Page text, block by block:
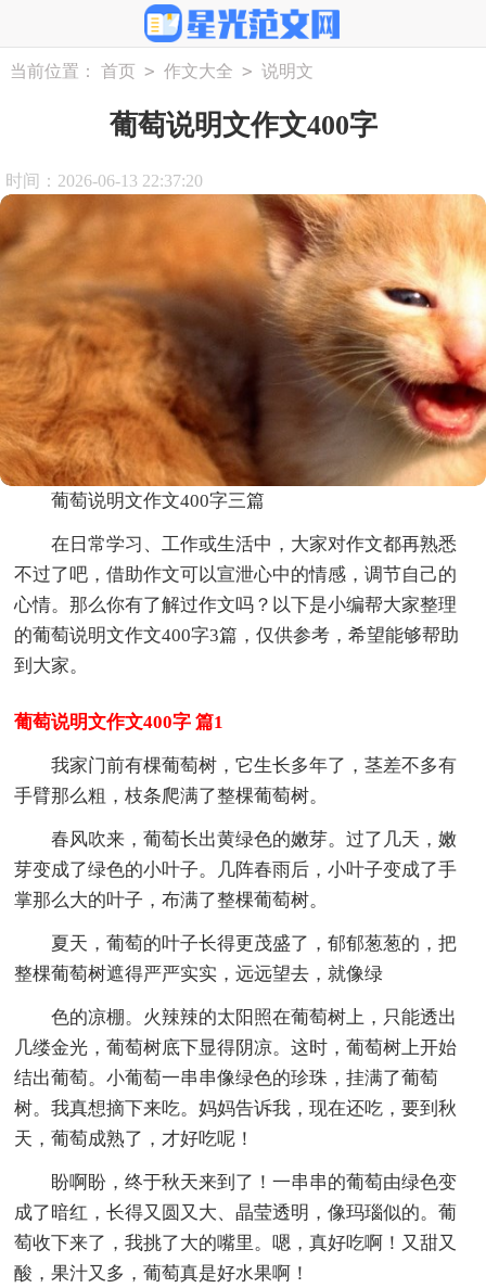
当前位置： 首页 > 作文大全 > 说明文
葡萄说明文作文400字
时间：2026-06-13 22:37:20
葡萄说明文作文400字三篇
在日常学习、工作或生活中，大家对作文都再熟悉
不过了吧，借助作文可以宣泄心中的情感，调节自己的
心情。那么你有了解过作文吗？以下是小编帮大家整理
的葡萄说明文作文400字3篇，仅供参考，希望能够帮助
到大家。
葡萄说明文作文400字 篇1
我家门前有棵葡萄树，它生长多年了，茎差不多有
手臂那么粗，枝条爬满了整棵葡萄树。
春风吹来，葡萄长出黄绿色的嫩芽。过了几天，嫩
芽变成了绿色的小叶子。几阵春雨后，小叶子变成了手
掌那么大的叶子，布满了整棵葡萄树。
夏天，葡萄的叶子长得更茂盛了，郁郁葱葱的，把
整棵葡萄树遮得严严实实，远远望去，就像绿
色的凉棚。火辣辣的太阳照在葡萄树上，只能透出
几缕金光，葡萄树底下显得阴凉。这时，葡萄树上开始
结出葡萄。小葡萄一串串像绿色的珍珠，挂满了葡萄
树。我真想摘下来吃。妈妈告诉我，现在还吃，要到秋
天，葡萄成熟了，才好吃呢！
盼啊盼，终于秋天来到了！一串串的葡萄由绿色变
成了暗红，长得又圆又大、晶莹透明，像玛瑙似的。葡
萄收下来了，我挑了大的嘴里。嗯，真好吃啊！又甜又
酸，果汁又多，葡萄真是好水果啊！